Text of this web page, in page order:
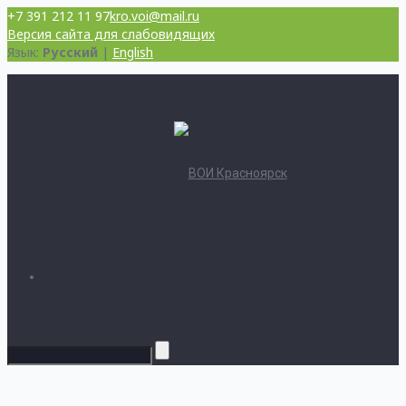
+7 391 212 11 97kro.voi@mail.ru
Версия сайта для слабовидящих
Язык: Русский | English